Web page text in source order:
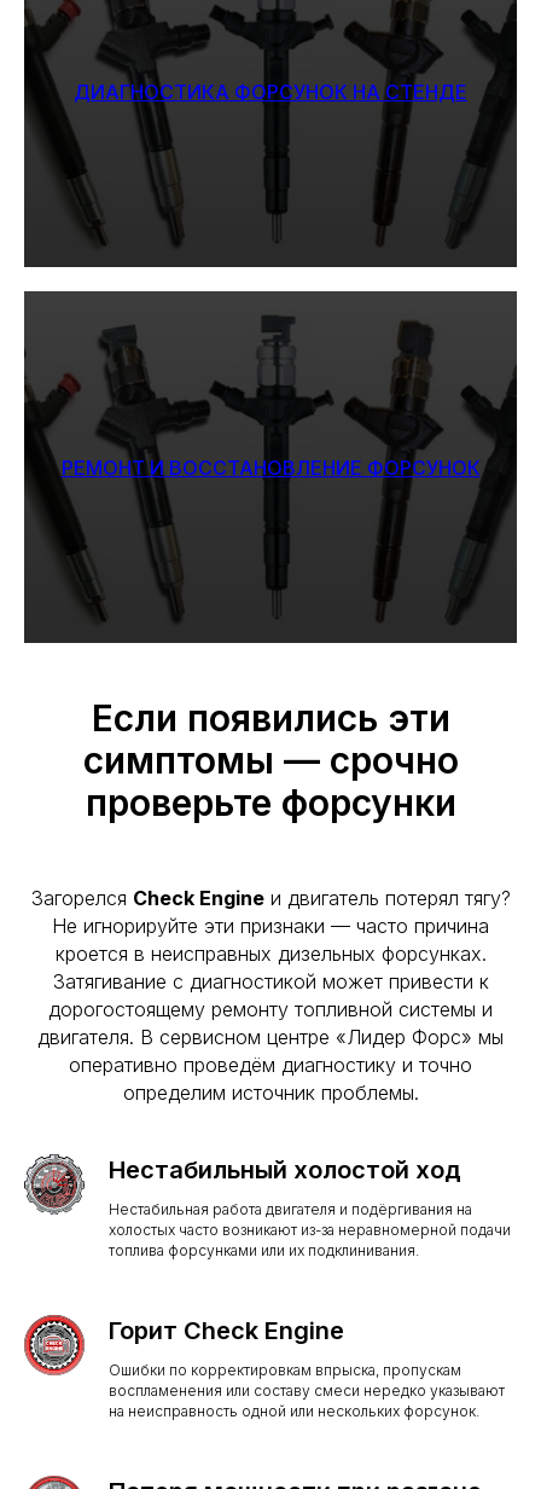
ДИАГНОСТИКА ФОРСУНОК НА СТЕНДЕ
РЕМОНТ И ВОССТАНОВЛЕНИЕ ФОРСУНОК
Если появились эти
симптомы — срочно
проверьте форсунки
Загорелся Check Engineи двигатель потерял тягу?
Не игнорируйте эти признаки — часто причина
кроется в неисправных дизельных форсунках.
Затягивание с диагностикой может привести к
дорогостоящему ремонту топливной системы и
двигателя. В сервисном центре «Лидер Форс» мы
оперативно проведём диагностику и точно
определим источник проблемы.
Нестабильный холостой ход
Нестабильная работа двигателя и подёргивания на
холостых часто возникают из-за неравномерной подачи
топлива форсунками или их подклинивания.
Горит Check Engine
Ошибки по корректировкам впрыска, пропускам
воспламенения или составу смеси нередко указывают
на неисправность одной или нескольких форсунок.